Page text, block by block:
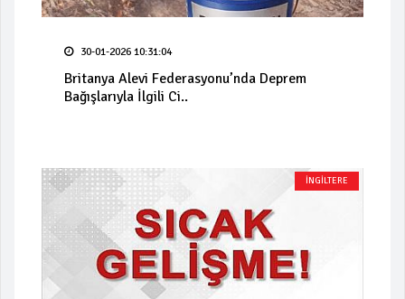
30-01-2026 10:31:04
Britanya Alevi Federasyonu’nda Deprem
Bağışlarıyla İlgili Ci..
İNGİLTERE